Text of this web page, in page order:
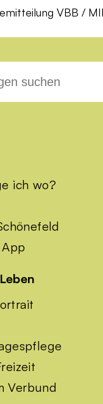
VBB /
ich wo?
Verbund